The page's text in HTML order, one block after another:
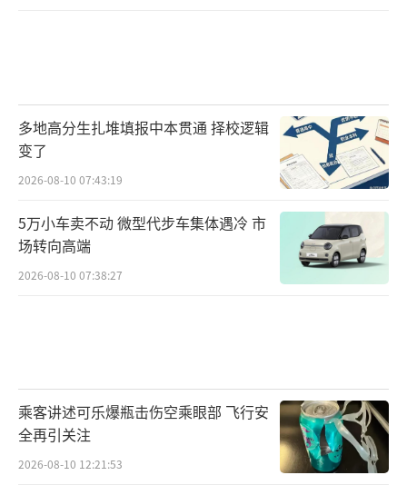
多地高分生扎堆填报中本贯通 择校逻辑
变了
2026-08-10 07:43:19
5万小车卖不动 微型代步车集体遇冷 市
场转向高端
2026-08-10 07:38:27
乘客讲述可乐爆瓶击伤空乘眼部 飞行安
全再引关注
2026-08-10 12:21:53